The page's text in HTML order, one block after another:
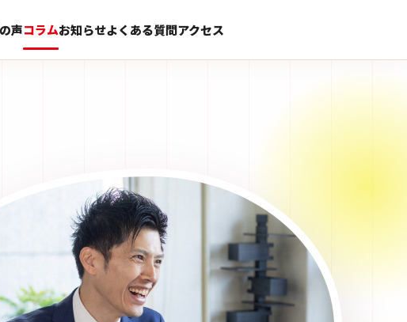
声コラムお知らせよくある質問アクセス